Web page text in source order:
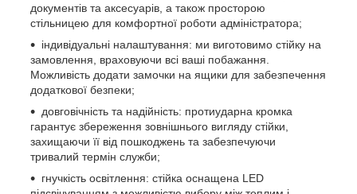
документів та аксесуарів, а також просторою
стільницею для комфортної роботи адміністратора;
індивідуальні налаштування: ми виготовимо стійку на
замовлення, враховуючи всі ваші побажання.
Можливість додати замочки на ящики для забезпечення
додаткової безпеки;
довговічність та надійність: протиударна кромка
гарантує збереження зовнішнього вигляду стійки,
захищаючи її від пошкоджень та забезпечуючи
тривалий термін служби;
гнучкість освітлення: стійка оснащена LED